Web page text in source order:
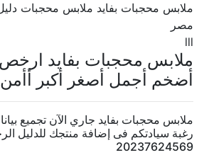
ملابس محجبات بفايد ملابس محجبات دليل
مصر
ملابس محجبات بفايد
أضخم أجمل أصغر أكبر أأمن
ملابس محجبات بفايد جاري الآن تجميع
رغبة سيادتكم فى إضافة منتجك للدليل الرجاء
20237624569